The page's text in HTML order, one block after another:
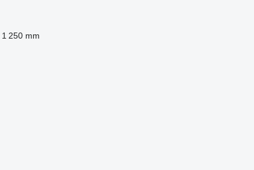
1 250 mm